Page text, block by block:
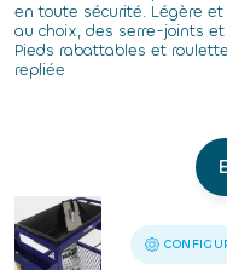
en toute sécurité. Légère
au choix, des serre-joints
Pieds rabattables et
repliée